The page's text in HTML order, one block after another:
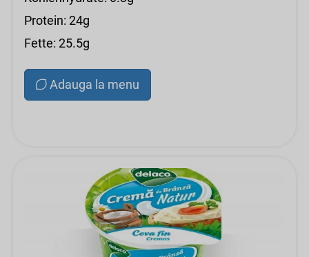
Protein: 24g
Fette: 25.5g
Adauga la menu